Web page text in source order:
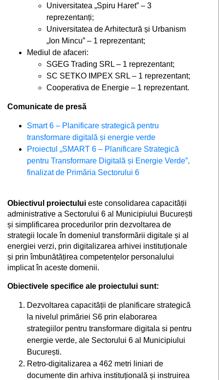
Universitatea „Spiru Haret” – 3
reprezentanți;
Universitatea de Arhitectură și Urbanism
„Ion Mincu” – 1 reprezentant;
Mediul de afaceri:
SGEG Trading SRL – 1 reprezentant;
SC SETKO IMPEX SRL – 1 reprezentant;
Cooperativa de Energie – 1 reprezentant.
Comunicate de presă
Smart 6 – Planificare strategică pentru
transformare digitală și energie verde
Proiectul „SMART 6 – Planificare Strategică
pentru Transformare Digitală și Energie Verde”,
finalizat de Primăria Sectorului 6
Obiectivul proiectului este consolidarea capacității
administrative a Sectorului 6 al Municipiului București
și simplificarea procedurilor prin dezvoltarea de
strategii locale în domeniul transformării digitale și al
energiei verzi, prin digitalizarea arhivei instituționale
și prin îmbunătățirea competențelor personalului
implicat în aceste domenii.
Obiectivele specifice ale proiectului sunt:
Dezvoltarea capacității de planificare strategică
la nivelul primăriei S6 prin elaborarea
strategiilor pentru transformare digitala si pentru
energie verde, ale Sectorului 6 al Municipiului
București.
Retro-digitalizarea a 462 metri liniari de
documente din arhiva instituțională și instruirea